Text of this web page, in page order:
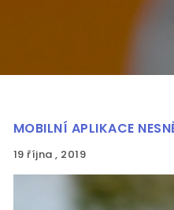
MOBILNÍ APLIKACE
19 října , 2019